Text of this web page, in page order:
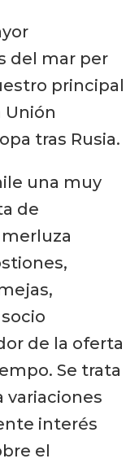
negocio
con
nuevos”,
del mar per
principal
Unión
tras Rusia.
una muy
de
de la oferta
Se trata
variaciones
interés
el